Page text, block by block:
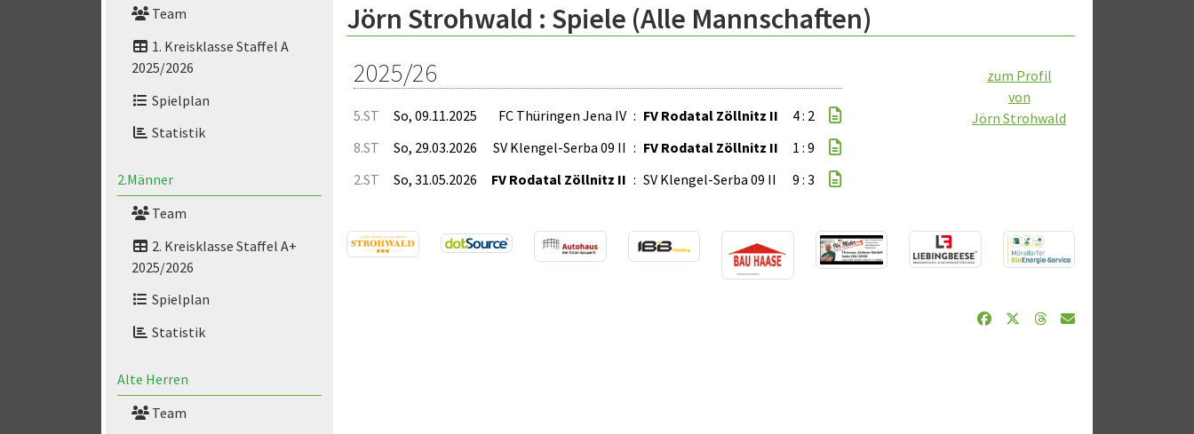
Team
1. Kreisklasse Staffel A
2025/2026
Spielplan
Statistik
2.Männer
Team
2. Kreisklasse Staffel A+
2025/2026
Spielplan
Statistik
Alte Herren
Team
Jörn Strohwald : Spiele (Alle Mannschaften)
zum Profil
von
Jörn Strohwald
2025/26
5.ST So, 09.11.2025 FC Thüringen Jena IV : FV Rodatal Zöllnitz II
4 : 2
8.ST
So, 29.03.2026 SV Klengel-Serba 09 II : FV Rodatal Zöllnitz II
1 : 9
2.ST
So, 31.05.2026 FV Rodatal Zöllnitz II : SV Klengel-Serba 09 II 9 : 3